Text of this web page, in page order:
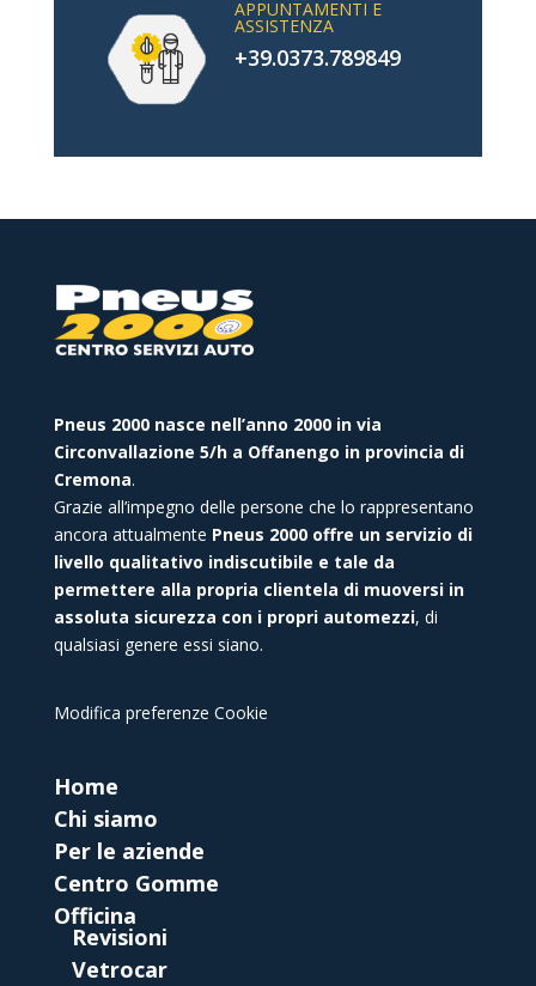
APPUNTAMENTI E
ASSISTENZA
+39.0373.789849
Pneus 2000 nasce nell’anno 2000 in via
Circonvallazione 5/h a Offanengo in provincia di
Cremona.
Grazie all’impegno delle persone che lo rappresentano
ancora attualmente Pneus 2000 offre un servizio di
livello qualitativo indiscutibile e tale da
permettere alla propria clientela di muoversi in
assoluta sicurezza con i propri automezzi, di
qualsiasi genere essi siano.
Modifica preferenze Cookie
Home
Chi siamo
Per le aziende
Centro Gomme
Officina
Revisioni
Vetrocar